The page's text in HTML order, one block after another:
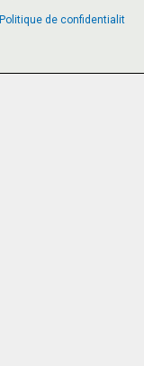
Politique de confidentialit